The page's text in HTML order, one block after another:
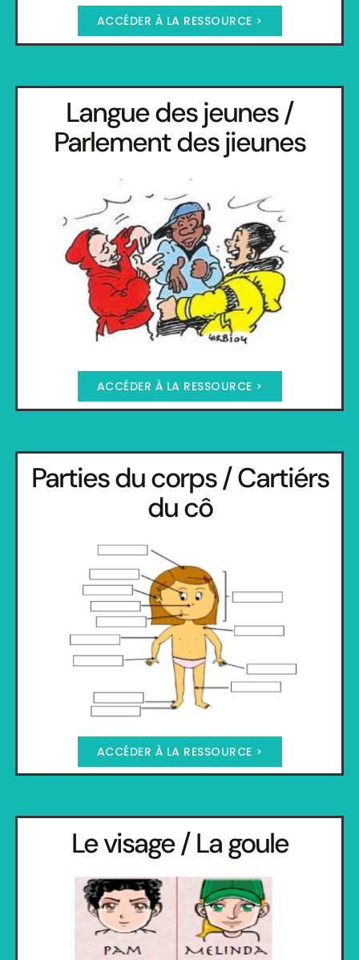
ACCÉDER À LA RESSOURCE >
Langue des jeunes /
Parlement des jieunes
ACCÉDER À LA RESSOURCE >
Parties du corps / Cartiérs
du cô
ACCÉDER À LA RESSOURCE >
Le visage / La goule